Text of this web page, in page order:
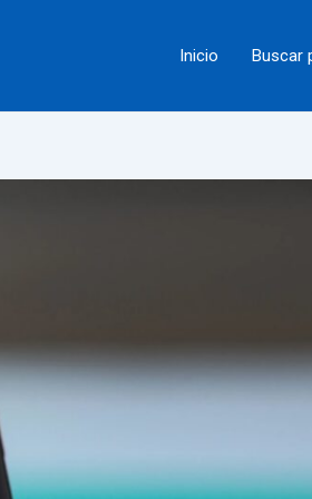
Inicio Buscar